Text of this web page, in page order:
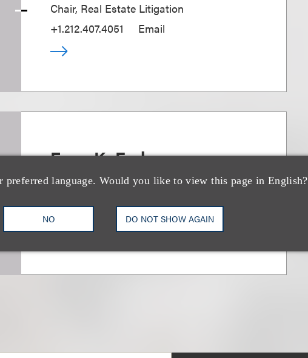
language. Would you like to view this page in English?
NO DO NOT SHOW AGAIN
Chair, Real Estate Litigation
+1.212.407.4051
Email
Evan K. Farber
合伙人
+1.212.407.4018
Email